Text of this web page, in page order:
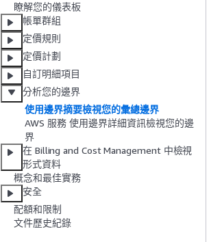
瞭解您的儀表板
帳單群組
定價規則
定價計劃
自訂明細項目
分析您的邊界
使用邊界摘要檢視您的彙總邊界
AWS 服務 使用邊界詳細資訊檢視您的邊
界
在 Billing and Cost Management 中檢視
形式資料
概念和最佳實務
安全
配額和限制
文件歷史紀錄